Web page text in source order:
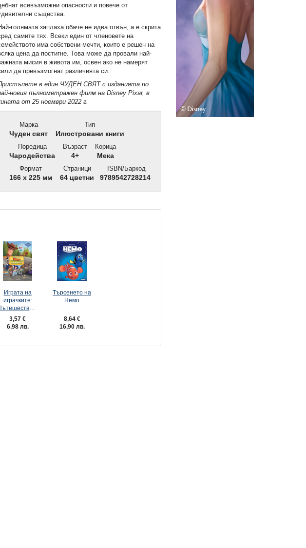
всевъзможни опасности и повече от
същества.
голямата заплаха обаче не идва отвън, а е скрита
самите тях. Всеки един от членовете на
има собствени мечти, които е решен на
цена да постигне. Това може да провали най-
мисия в живота им, освен ако не намерят
да превъзмогнат различията си.
в един ЧУДЕН СВЯТ с изданията по
новия пълнометражен филм на Disney Pixar, в
от 25 ноември 2022 г.
Марка
Чуден свят
Тип
Илюстровани книги
Поредица
Чародейства
Възраст
4+
Корица
Мека
Формат
166 x 225 мм
Страници
64 цветни
ISBN/Баркод
9789542728214
Играта на
играчките:
3,57 €
6,98 лв.
Търсенето на
Немо
8,64 €
16,90 лв.